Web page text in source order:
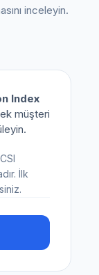
inceleyin.
Index
müşteri
İlk